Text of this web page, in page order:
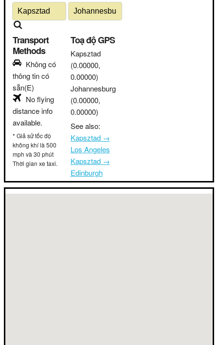
Transport
Methods
Không có
thông tin có
sẵn(E)
No flying
distance info
available.
* Giả sử tốc độ
không khí là 500
mph và 30 phút
Thời gian xe taxi.
Toạ độ GPS
Kapsztad
(0.00000,
0.00000)
Johannesburg
(0.00000,
0.00000)
See also:
Kapsztad →
Los Angeles
Kapsztad →
Edinburgh